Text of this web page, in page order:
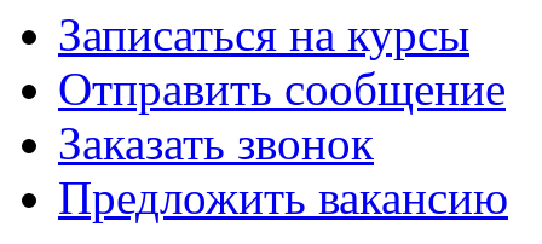
Записаться на курсы
Отправить сообщение
Заказать звонок
Предложить вакансию